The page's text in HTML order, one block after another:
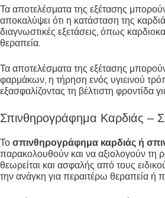
Τα αποτελέσματα της εξέτασης
αποκαλύψει ότι η κατάσταση της
διαγνωστικές εξετάσεις, όπως
θεραπεία.
Τα αποτελέσματα της εξέτασης
φαρμάκων, η τήρηση ενός υγιεινού
εξασφαλίζοντας τη βέλτιστη φροντίδα
Σπινθηρογράφημα Καρδιάς –
Το σπινθηρογράφημα καρδιάς ή
παρακολουθούν και να αξιολογούν τη
θεωρείται και ασφαλής από τους
την ανάγκη για περαιτέρω θεραπεία ή